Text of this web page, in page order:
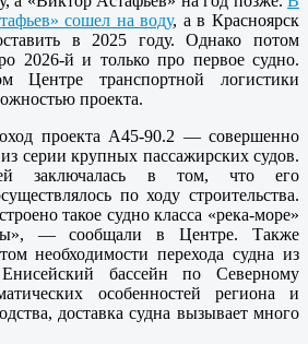
сошел на воду, а в Красноярск
в 2025 году. Однако потом
2026-й и только про первое судно.
Центре транспортной логистики
проекта.
проекта А45-90.2 — совершенно
серии крупных пассажирских судов.
заключалась в том, что его
по ходу строительства.
такое судно класса «река-море»
— сообщали в Центре. Также
необходимости перехода судна из
бассейн по Северному
особенностей региона и
доставка судна вызывает много